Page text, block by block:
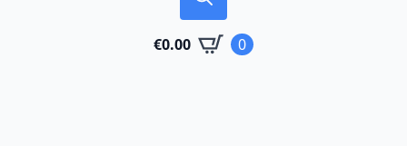
for:
€0.00 0